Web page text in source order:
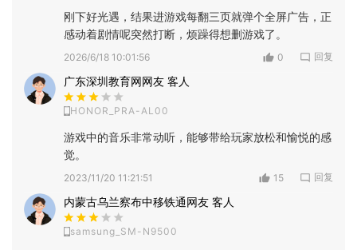
刚下好光遇，结果进游戏每翻三页就弹个全屏广告，正
感动着剧情呢突然打断，烦躁得想删游戏了。
2026/6/18 10:01:56 0 回复
广东深圳教育网网友 客人
HONOR_PRA-AL00
游戏中的音乐非常动听，能够带给玩家放松和愉悦的感
觉。
2023/11/20 11:21:51 15 回复
内蒙古乌兰察布中移铁通网友 客人
samsung_SM-N9500